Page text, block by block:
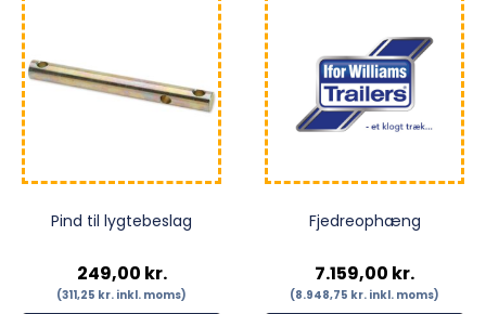
Pind til lygtebeslag
249,00 kr.
(311,25 kr. inkl. moms)
Fjedreophæng
7.159,00 kr.
(8.948,75 kr. inkl. moms)